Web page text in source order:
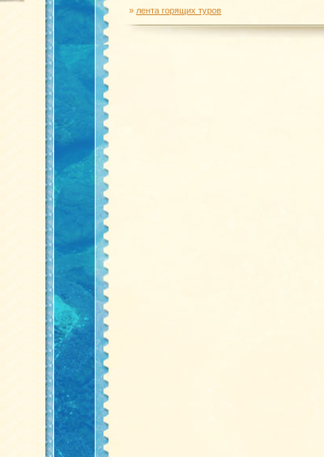
» лента горящих туров